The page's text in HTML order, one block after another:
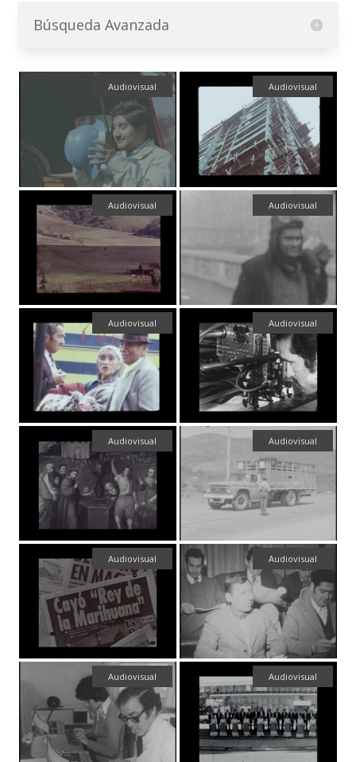
Búsqueda Avanzada
Audiovisual Audiovisual
Audiovisual Audiovisual
Audiovisual Audiovisual
Audiovisual Audiovisual
Audiovisual Audiovisual
Audiovisual Audiovisual